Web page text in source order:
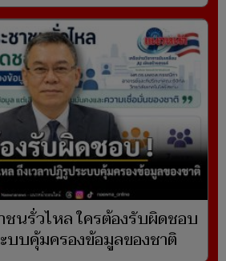
นรั่วไหล ใครต้องรับผิดชอบ
บบคุ้มครองข้อมูลของชาติ